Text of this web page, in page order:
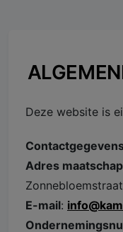
Deze website is
Adres
E-mail: